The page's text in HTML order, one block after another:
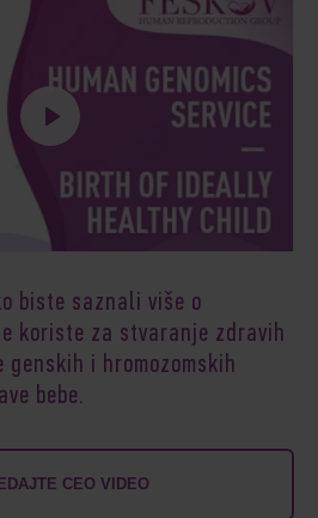
biste saznali više o
koriste za stvaranje zdravih
i hromozomskih
bebe.
CEO VIDEO